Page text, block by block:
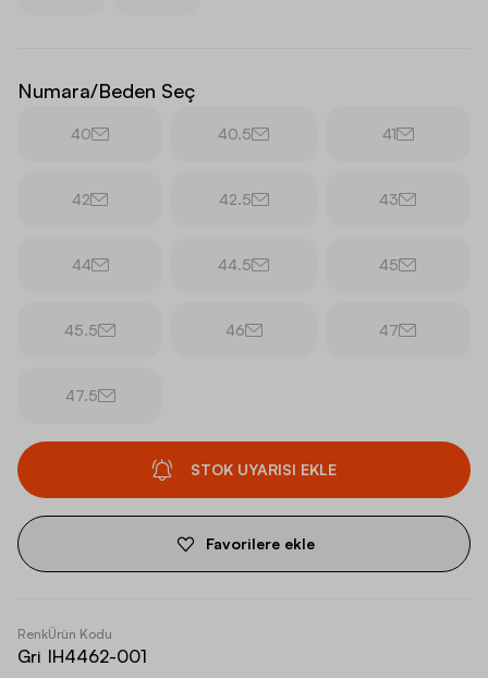
Numara/Beden Seç
40 40.5 41
42 42.5 43
44 44.5 45
45.5 46 47
47.5
STOK UYARISI EKLE
Favorilere ekle
Renk
Gri
Ürün Kodu
IH4462-001